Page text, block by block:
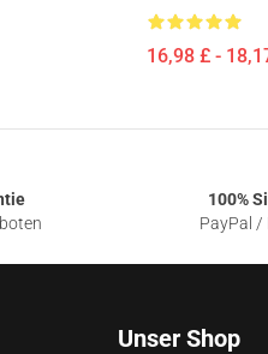
16,98 £ -
100%
PayPal /
Unser Shop